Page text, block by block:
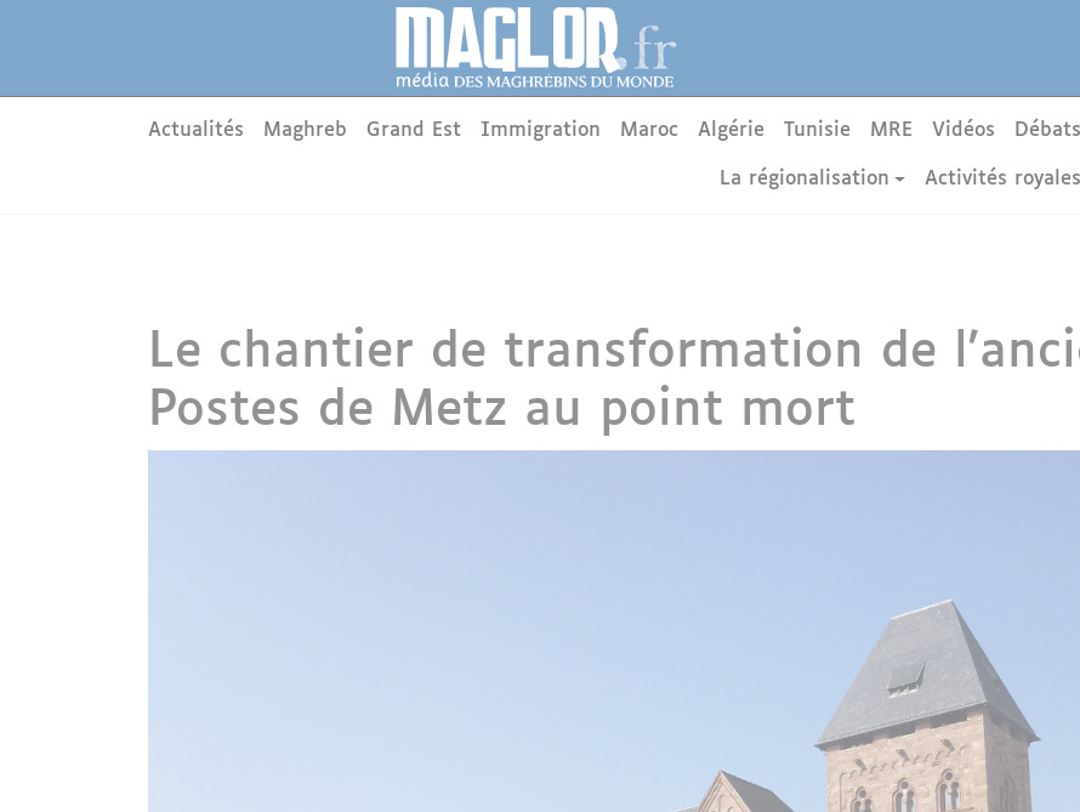
Main menu
Actualités Maghreb Grand Est Immigration Maroc Algérie Tunisie MRE Vidéos Débats
La régionalisation Activités royales
Le chantier de transformation de
Postes de Metz au point mort